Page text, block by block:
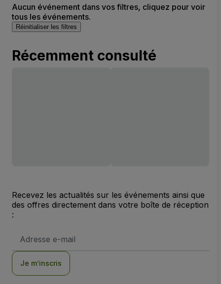
Aucun événement dans vos filtres, cliquez pour voir
tous les événements.
Réinitialiser les filtres
Récemment consulté
Recevez les actualités sur les événements ainsi que
des offres directement dans votre boîte de réception
:
e-
Je m’inscris